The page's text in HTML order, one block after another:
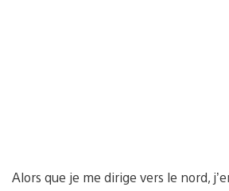
Alors que je me dirige vers le nord,